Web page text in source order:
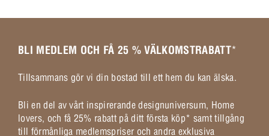
BLI MEDLEM OCH FÅ 25 % VÄLKOMSTRABATT*
Tillsammans gör vi din bostad till ett hem du kan älska.
Bli en del av vårt inspirerande designuniversum, Home
lovers, och få 25% rabatt på ditt första köp* samt tillgång
till förmånliga medlemspriser och andra exklusiva